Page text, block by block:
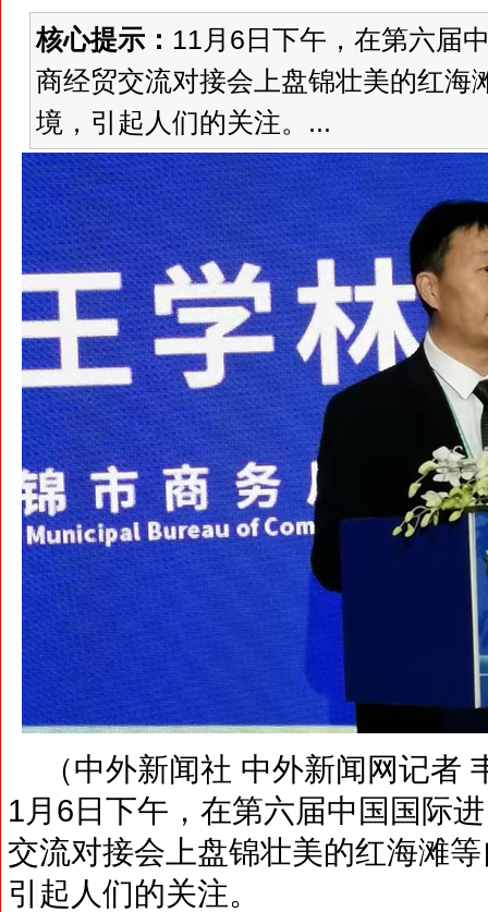
核心提示： 11月6日下午，在第六届
商经贸交流对接会上盘锦壮美的红海
境，引起人们的关注。...
（中外新闻社 中外新闻网记者
1月6日下午，在第六届中国国际
交流对接会上盘锦壮美的红海滩
引起人们的关注。